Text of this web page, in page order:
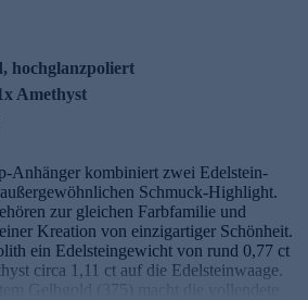
ein. Aus diesem Grund werden unsere
unserer Qualitätssicherung und seitens
Prüfprozessen unterzogen. Unter
unsere Prüfprozesse Prüfungen auf
Bestimmungen der Schweizer
hochglanzpoliert
Amethyst
Anhänger kombiniert zwei Edelstein-
Schmuck-Highlight.
zur gleichen Farbfamilie und
Kreation von einzigartiger Schönheit.
ein Edelsteingewicht von rund 0,77 ct
circa 1,11 ct auf die Edelsteinwaage.
Gelbgold (375) macht die vollendete